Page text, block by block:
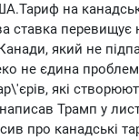
на
ставка перевищує
який не
не єдина
які
Трамп у
про канадські